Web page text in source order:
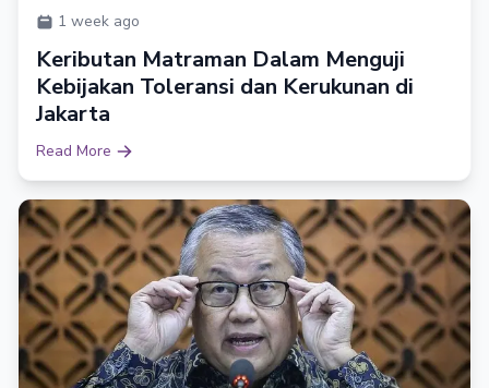
1 week ago
Keributan Matraman Dalam Menguji
Kebijakan Toleransi dan Kerukunan di
Jakarta
Read More